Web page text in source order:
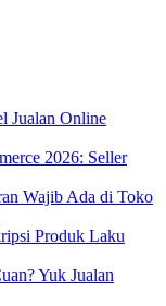
Jualan Online
2026: Seller
Wajib Ada di Toko
Produk Laku
Yuk Jualan